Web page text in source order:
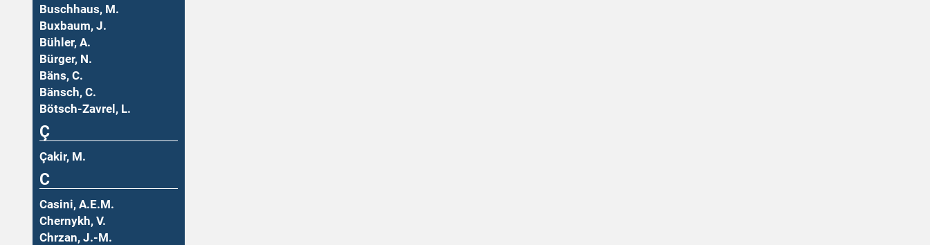
Buschhaus, M.
Buxbaum, J.
Bühler, A.
Bürger, N.
Bäns, C.
Bänsch, C.
Bötsch-Zavrel, L.
Ç
Çakir, M.
C
Casini, A.E.M.
Chernykh, V.
Chrzan, J.-M.